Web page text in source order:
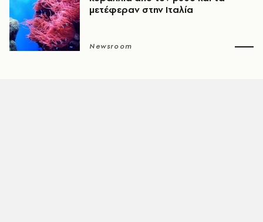
μετέφεραν στην Ιταλία
Newsroom